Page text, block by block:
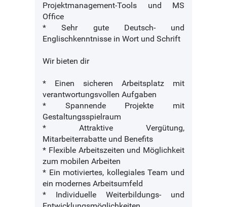
Projektmanagement-Tools und MS
Office
* Sehr gute Deutsch- und
Englischkenntnisse in Wort und Schrift
Wir bieten dir
* Einen sicheren Arbeitsplatz mit
verantwortungsvollen Aufgaben
* Spannende Projekte mit
Gestaltungsspielraum
* Attraktive Vergütung,
Mitarbeiterrabatte und Benefits
* Flexible Arbeitszeiten und Möglichkeit
zum mobilen Arbeiten
* Ein motiviertes, kollegiales Team und
ein modernes Arbeitsumfeld
* Individuelle Weiterbildungs- und